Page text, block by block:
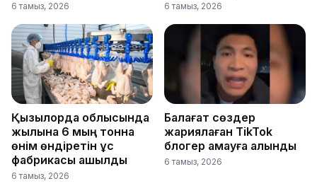
6 тамыз, 2026 6 тамыз, 2026
Қызылорда облысында
жылына 6 мың тонна
өнім өндіретін құс
фабрикасы ашылды
6 тамыз, 2026
Балағат сөздер
жариялаған TikTok
блогер қамауға алынды
6 тамыз, 2026